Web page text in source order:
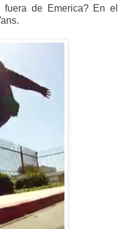
fuera de Emerica? En el